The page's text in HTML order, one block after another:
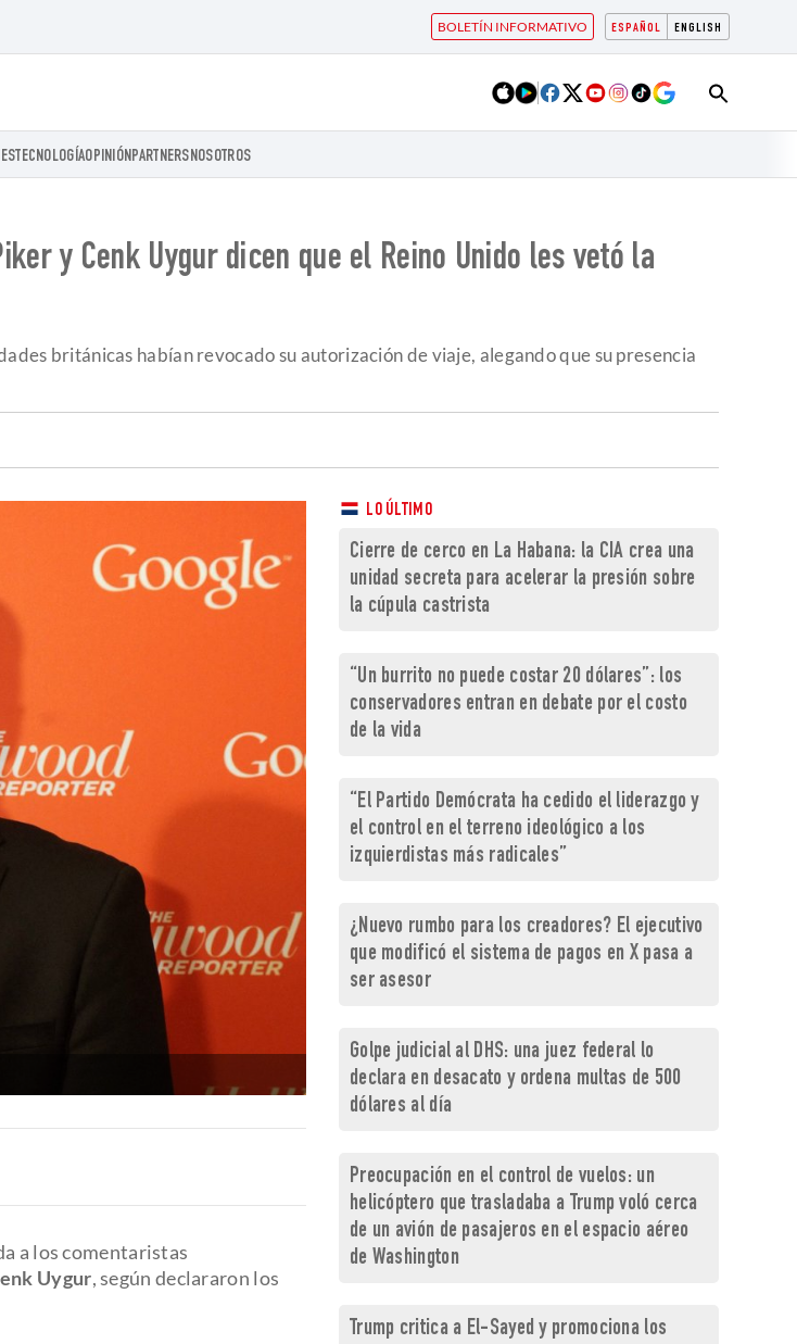
ESPAÑOL ENGLISH
BOLETÍN INFORMATIVO
TECNOLOGÍAOPINIÓNPARTNERSNOSOTROS
y Cenk Uygur dicen que el Reino Unido les vetó la
británicas habían revocado su autorización de viaje, alegando que su presencia
a los comentaristas
Uygur, según declararon los
LO ÚLTIMO
Cierre de cerco en La Habana: la CIA crea una
unidad secreta para acelerar la presión sobre
la cúpula castrista
“Un burrito no puede costar 20 dólares”: los
conservadores entran en debate por el costo
de la vida
“El Partido Demócrata ha cedido el liderazgo y
el control en el terreno ideológico a los
izquierdistas más radicales”
¿Nuevo rumbo para los creadores? El ejecutivo
que modificó el sistema de pagos en X pasa a
ser asesor
Golpe judicial al DHS: una juez federal lo
declara en desacato y ordena multas de 500
dólares al día
Preocupación en el control de vuelos: un
helicóptero que trasladaba a Trump voló cerca
de un avión de pasajeros en el espacio aéreo
de Washington
Trump critica a El-Sayed y promociona los